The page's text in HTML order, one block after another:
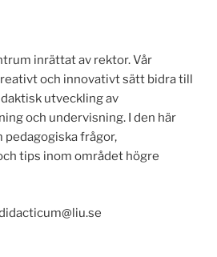
inrättat av rektor. Vår
och innovativt sätt bidra till
utveckling av
och undervisning. I den här
pedagogiska frågor,
tips inom området högre